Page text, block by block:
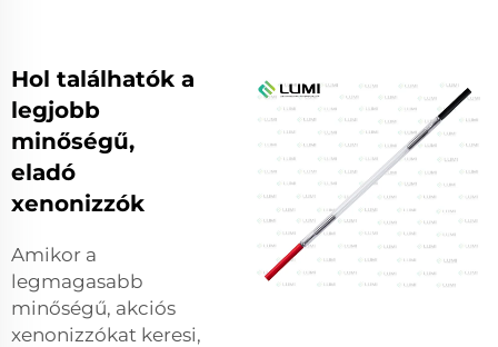
Hol találhatók a
legjobb
minőségű,
eladó
xenonizzók
Amikor a
legmagasabb
minőségű, akciós
xenonizzókat keresi,